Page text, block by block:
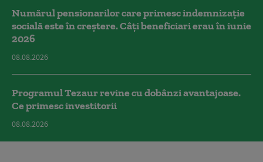
Numărul pensionarilor care primesc indemnizaţie
socială este în creștere. Câți beneficiari erau în iunie
2026
08.08.2026
Programul Tezaur revine cu dobânzi avantajoase.
Ce primesc investitorii
08.08.2026